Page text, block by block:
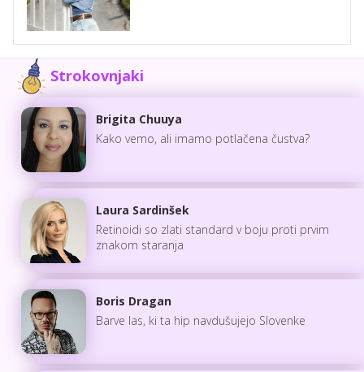
Strokovnjaki
Brigita Chuuya
Kako vemo, ali imamo potlačena čustva?
Laura Sardinšek
Retinoidi so zlati standard v boju proti prvim
znakom staranja
Boris Dragan
Barve las, ki ta hip navdušujejo Slovenke